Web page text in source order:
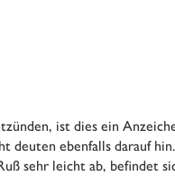
ist dies ein
ebenfalls darauf
sehr leicht ab, befindet